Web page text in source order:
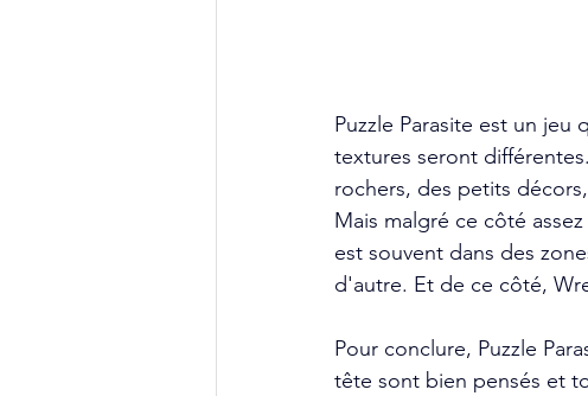
Puzzle Parasite est un
textures seront
rochers, des petits
Mais malgré ce côté
est souvent dans des
d'autre. Et de ce côté,
Pour conclure, Puzzle
tête sont bien pensés et